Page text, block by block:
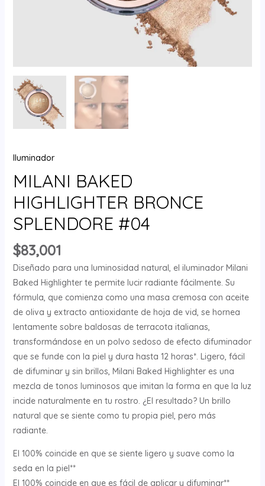
Iluminador
MILANI BAKED
HIGHLIGHTER BRONCE
SPLENDORE #04
$83,001
Diseñado para una luminosidad natural, el iluminador Milani
Baked Highlighter te permite lucir radiante fácilmente. Su
fórmula, que comienza como una masa cremosa con aceite
de oliva y extracto antioxidante de hoja de vid, se hornea
lentamente sobre baldosas de terracota italianas,
transformándose en un polvo sedoso de efecto difuminador
que se funde con la piel y dura hasta 12 horas*. Ligero, fácil
de difuminar y sin brillos, Milani Baked Highlighter es una
mezcla de tonos luminosos que imitan la forma en que la luz
incide naturalmente en tu rostro. ¿El resultado? Un brillo
natural que se siente como tu propia piel, pero más
radiante.
El 100% coincide en que se siente ligero y suave como la
seda en la piel**
El 100% coincide en que es fácil de aplicar y difuminar**